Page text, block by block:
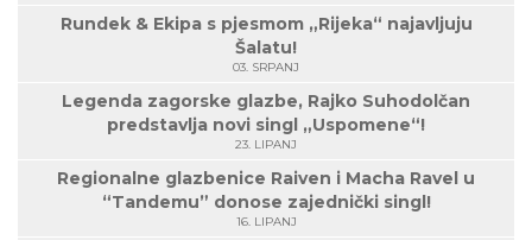
Rundek & Ekipa s pjesmom „Rijeka“ najavljuju
Šalatu!
03. SRPANJ
Legenda zagorske glazbe, Rajko Suhodolčan
predstavlja novi singl „Uspomene“!
23. LIPANJ
Regionalne glazbenice Raiven i Macha Ravel u
“Tandemu” donose zajednički singl!
16. LIPANJ